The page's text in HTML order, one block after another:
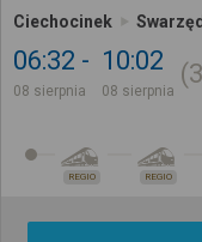
Ciechocinek
06:32
08 sierpnia
10:02
08 sierpnia
REGIO REGIO